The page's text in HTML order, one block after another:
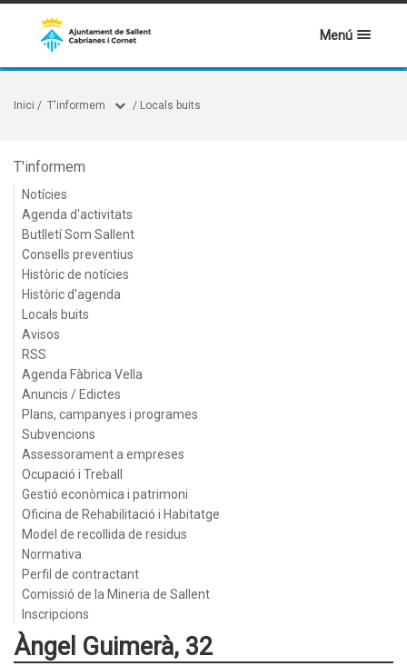
Menú
Inici / T'informem / Locals buits
T'informem
Notícies
Agenda d'activitats
Butlletí Som Sallent
Consells preventius
Històric de notícies
Històric d'agenda
Locals buits
Avisos
RSS
Agenda Fàbrica Vella
Anuncis / Edictes
Plans, campanyes i programes
Subvencions
Assessorament a empreses
Ocupació i Treball
Gestió econòmica i patrimoni
Oficina de Rehabilitació i Habitatge
Model de recollida de residus
Normativa
Perfil de contractant
Comissió de la Mineria de Sallent
Inscripcions
Àngel Guimerà, 32